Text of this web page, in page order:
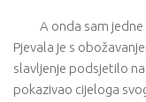
A onda sam
Pjevala je s
slavljenje podsjetilo
pokazivao cijeloga